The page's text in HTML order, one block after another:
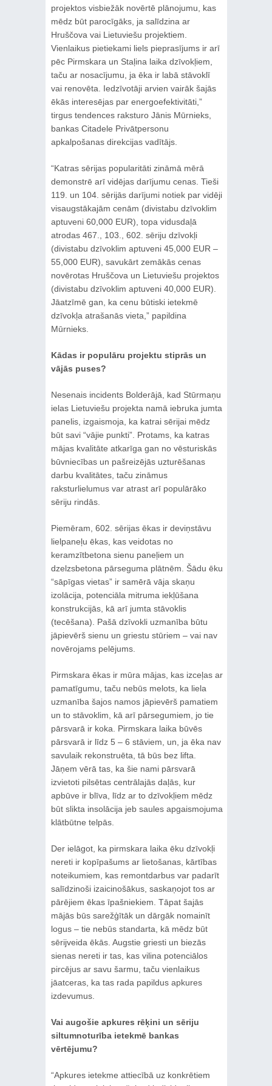
projektos visbiežāk novērtē plānojumu, kas
mēdz būt parocīgāks, ja salīdzina ar
Hruščova vai Lietuviešu projektiem.
Vienlaikus pietiekami liels pieprasījums ir arī
pēc Pirmskara un Staļina laika dzīvokļiem,
taču ar nosacījumu, ja ēka ir labā stāvoklī
vai renovēta. Iedzīvotāji arvien vairāk šajās
ēkās interesējas par energoefektivitāti,”
tirgus tendences raksturo Jānis Mūrnieks,
bankas Citadele Privātpersonu
apkalpošanas direkcijas vadītājs.
“Katras sērijas popularitāti zināmā mērā
demonstrē arī vidējas darījumu cenas. Tieši
119. un 104. sērijās darījumi notiek par vidēji
visaugstākajām cenām (divistabu dzīvoklim
aptuveni 60,000 EUR), topa vidusdaļā
atrodas 467., 103., 602. sēriju dzīvokļi
(divistabu dzīvoklim aptuveni 45,000 EUR –
55,000 EUR), savukārt zemākās cenas
novērotas Hruščova un Lietuviešu projektos
(divistabu dzīvoklim aptuveni 40,000 EUR).
Jāatzīmē gan, ka cenu būtiski ietekmē
dzīvokļa atrašanās vieta,” papildina
Mūrnieks.
Kādas ir populāru projektu stiprās un
vājās puses?
Nesenais incidents Bolderājā, kad Stūrmaņu
ielas Lietuviešu projekta namā iebruka jumta
panelis, izgaismoja, ka katrai sērijai mēdz
būt savi “vājie punkti”. Protams, ka katras
mājas kvalitāte atkarīga gan no vēsturiskās
būvniecības un pašreizējās uzturēšanas
darbu kvalitātes, taču zināmus
raksturlielumus var atrast arī populārāko
sēriju rindās.
Piemēram, 602. sērijas ēkas ir deviņstāvu
lielpaneļu ēkas, kas veidotas no
keramzītbetona sienu paneļiem un
dzelzsbetona pārseguma plātnēm. Šādu ēku
“sāpīgas vietas” ir samērā vāja skaņu
izolācija, potenciāla mitruma iekļūšana
konstrukcijās, kā arī jumta stāvoklis
(tecēšana). Pašā dzīvokli uzmanība būtu
jāpievērš sienu un griestu stūriem – vai nav
novērojams pelējums.
Pirmskara ēkas ir mūra mājas, kas izceļas ar
pamatīgumu, taču nebūs melots, ka liela
uzmanība šajos namos jāpievērš pamatiem
un to stāvoklim, kā arī pārsegumiem, jo tie
pārsvarā ir koka. Pirmskara laika būvēs
pārsvarā ir līdz 5 – 6 stāviem, un, ja ēka nav
savulaik rekonstruēta, tā būs bez lifta.
Jāņem vērā tas, ka šie nami pārsvarā
izvietoti pilsētas centrālajās daļās, kur
apbūve ir blīva, līdz ar to dzīvokļiem mēdz
būt slikta insolācija jeb saules apgaismojuma
klātbūtne telpās.
Der ielāgot, ka pirmskara laika ēku dzīvokļi
nereti ir kopīpašums ar lietošanas, kārtības
noteikumiem, kas remontdarbus var padarīt
salīdzinoši izaicinošākus, saskaņojot tos ar
pārējiem ēkas īpašniekiem. Tāpat šajās
mājās būs sarežģītāk un dārgāk nomainīt
logus – tie nebūs standarta, kā mēdz būt
sērijveida ēkās. Augstie griesti un biezās
sienas nereti ir tas, kas vilina potenciālos
pircējus ar savu šarmu, taču vienlaikus
jāatceras, ka tas rada papildus apkures
izdevumus.
Vai augošie apkures rēķini un sēriju
siltumnoturība ietekmē bankas
vērtējumu?
“Apkures ietekme attiecībā uz konkrētiem